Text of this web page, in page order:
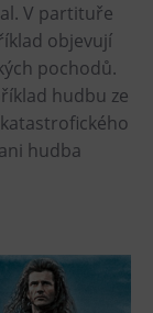
V partituře
objevují
pochodů.
hudbu ze
hudba